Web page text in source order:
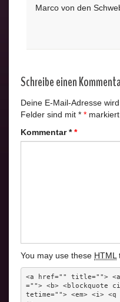
Marco von den
Schreibe einen
Deine E-Mail-Adresse
Felder sind mit *
markiert
Kommentar*
You may use these HTML
<a href="" title="">
=""> <b> <blockquote
tetime=""> <em> <i>